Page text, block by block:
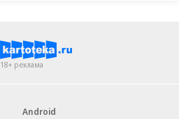
18+ реклама
Android